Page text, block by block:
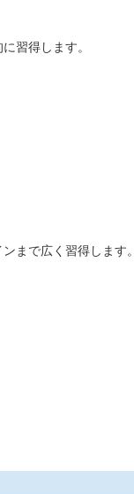
習得します。
まで広く習得します。